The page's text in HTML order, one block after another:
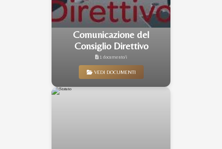
Comunicazione del
Consiglio Direttivo
1 documento/i
VEDI DOCUMENTI